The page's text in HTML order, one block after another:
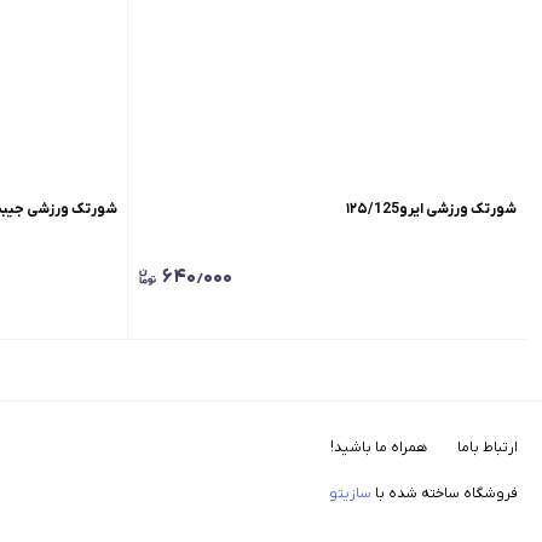
شورتک ورزشی ایرو۱۲۵/125
۶۴۰٫۰۰۰
شورتک ورزشی جیبدار کد
ارتباط باما همراه ما باشید!
فروشگاه ساخته شده با سازیتو